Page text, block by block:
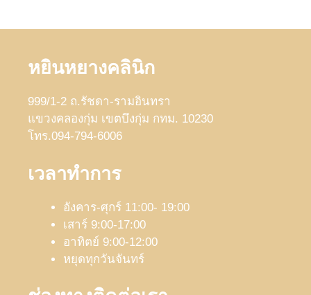
หยินหยางคลินิก
999/1-2 ถ.รัชดา-รามอินทรา
แขวงคลองกุ่ม เขตบึงกุ่ม กทม. 10230
โทร.094-794-6006
เวลาทำการ
อังคาร-ศุกร์ 11:00- 19:00
เสาร์ 9:00-17:00
อาทิตย์ 9:00-12:00
หยุดทุกวันจันทร์